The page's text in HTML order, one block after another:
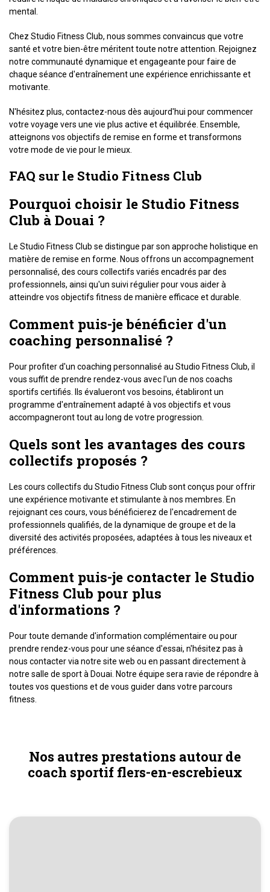
mental.
Chez Studio Fitness Club, nous sommes convaincus que votre
santé et votre bien-être méritent toute notre attention. Rejoignez
notre communauté dynamique et engageante pour faire de
chaque séance d'entraînement une expérience enrichissante et
motivante.
N'hésitez plus, contactez-nous dès aujourd'hui pour commencer
votre voyage vers une vie plus active et équilibrée. Ensemble,
atteignons vos objectifs de remise en forme et transformons
votre mode de vie pour le mieux.
FAQ sur le Studio Fitness Club
Pourquoi choisir le Studio Fitness
Club à Douai ?
Le Studio Fitness Club se distingue par son approche holistique en
matière de remise en forme. Nous offrons un accompagnement
personnalisé, des cours collectifs variés encadrés par des
professionnels, ainsi qu'un suivi régulier pour vous aider à
atteindre vos objectifs fitness de manière efficace et durable.
Comment puis-je bénéficier d'un
coaching personnalisé ?
Pour profiter d'un coaching personnalisé au Studio Fitness Club, il
vous suffit de prendre rendez-vous avec l'un de nos coachs
sportifs certifiés. Ils évalueront vos besoins, établiront un
programme d'entraînement adapté à vos objectifs et vous
accompagneront tout au long de votre progression.
Quels sont les avantages des cours
collectifs proposés ?
Les cours collectifs du Studio Fitness Club sont conçus pour offrir
une expérience motivante et stimulante à nos membres. En
rejoignant ces cours, vous bénéficierez de l'encadrement de
professionnels qualifiés, de la dynamique de groupe et de la
diversité des activités proposées, adaptées à tous les niveaux et
préférences.
Comment puis-je contacter le Studio
Fitness Club pour plus
d'informations ?
Pour toute demande d'information complémentaire ou pour
prendre rendez-vous pour une séance d'essai, n'hésitez pas à
nous contacter via notre site web ou en passant directement à
notre salle de sport à Douai. Notre équipe sera ravie de répondre à
toutes vos questions et de vous guider dans votre parcours
fitness.
Nos autres prestations autour de
coach sportif flers-en-escrebieux